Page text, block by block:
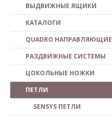
ВЫДВИЖНЫЕ ЯЩИКИ
КАТАЛОГИ
QUADRO НАПРАВЛЯЮЩИЕ
РАЗДВИЖНЫЕ СИСТЕМЫ
ЦОКОЛЬНЫЕ НОЖКИ
ПЕТЛИ
SENSYS ПЕТЛИ